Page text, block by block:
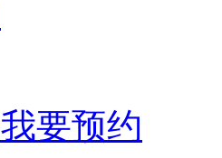
我要预约